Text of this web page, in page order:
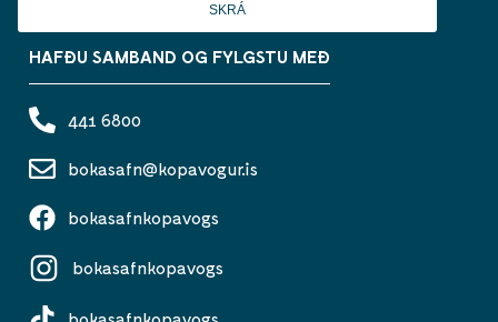
SKRÁ
HAFÐU SAMBAND OG FYLGSTU MEÐ
441 6800
bokasafn@kopavogur.is
bokasafnkopavogs
bokasafnkopavogs
bokasafnkopavogs